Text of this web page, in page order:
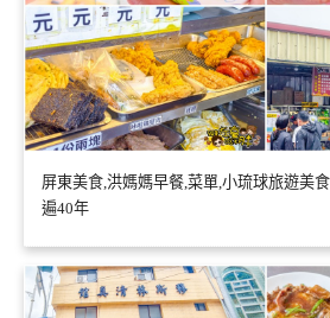
屏東美食,洪媽媽早餐,菜單,小琉球旅遊美
遍40年